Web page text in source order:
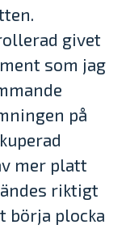
givet
som jag
på
mer platt
riktigt
börja plocka